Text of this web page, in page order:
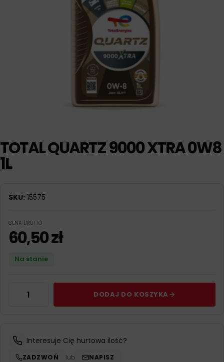
TOTAL QUARTZ 9000 XTRA 0W8
1L
SKU: 15575
CENA BRUTTO
60,50zł
Na stanie
DODAJ DO KOSZYKA
Interesuje Cię hurtowa ilość?
ZADZWOŃ lub NAPISZ